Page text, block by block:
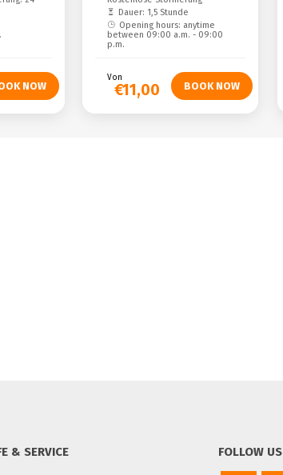
Dauer: 1,5 Stunde
Opening hours: anytime
between 09:00 a.m. - 09:00
p.m.
Von
€11,00
& SERVICE FOLLOW US